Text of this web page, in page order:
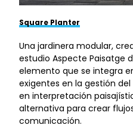
Square Planter
Una jardinera modular,
estudio Aspecte Paisatge
elemento que se integra
exigentes en la gestión
en interpretación
alternativa para crear
comunicación.